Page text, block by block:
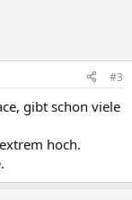
#3
gibt schon viele
hoch.